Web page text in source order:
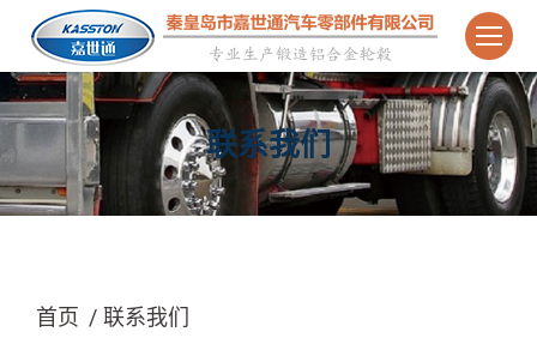
联系我们
您在这里：
首页 联系我们